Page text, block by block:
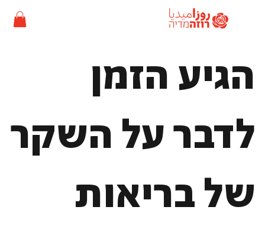
הגיע הזמן
לדבר על השקר
של בריאות